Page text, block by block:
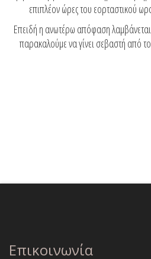
επιπλέον ώρες του εορταστικού
Επειδή η ανωτέρω απόφαση
παρακαλούμε να γίνει σεβαστή από
Επικοινωνία